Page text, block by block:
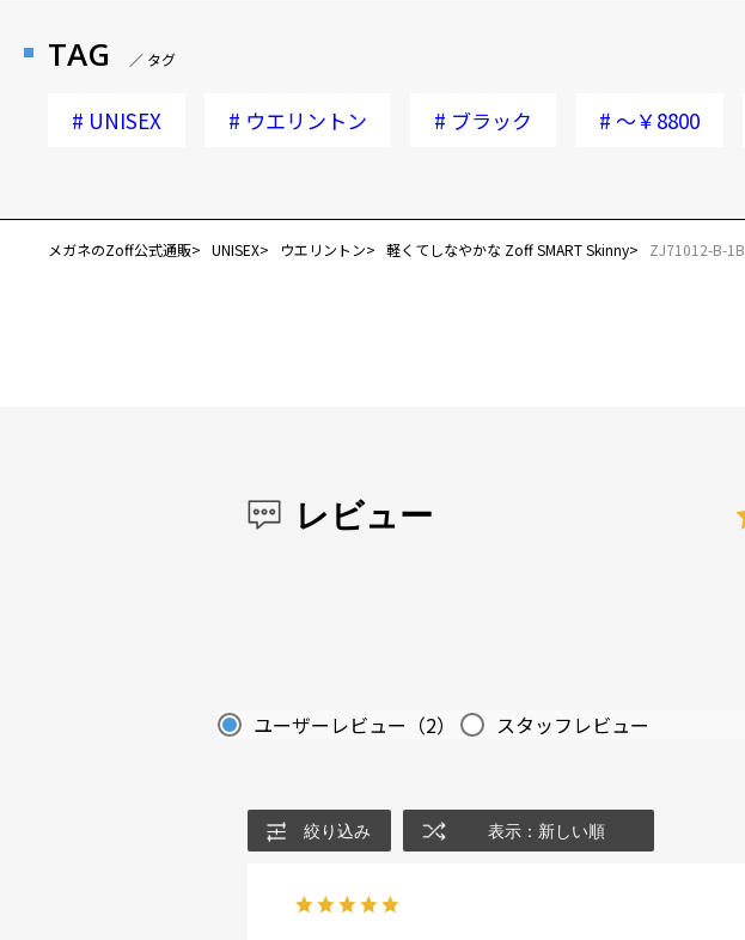
TAG ／ タグ
# UNISEX # ウエリントン # ブラック # ～￥8800
メガネのZoff公式通販 UNISEX ウエリントン 軽くてしなやかな Zoff SMART Skinny ZJ71012-B-1B
レビュー
ユーザーレビュー （2） スタッフレビュー
絞り込み 表示：新しい順